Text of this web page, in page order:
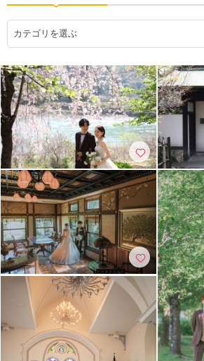
こだわりポイント
チャペルでの撮影 フォト＋会食
歴史的建造物での撮影 スタジオで
家族・友人と撮影 ペットと撮影
庭園での
人気スポットでの撮影
豊富なドレス
豊富
ガーデンでの撮影
海での撮影
カテゴリを選ぶ